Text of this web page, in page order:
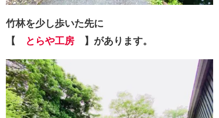
竹林を少し歩いた先に
【
とらや工房 】があります。